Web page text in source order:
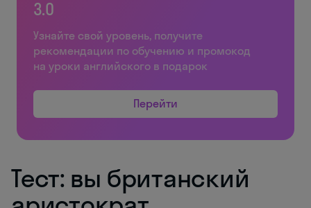
3.0
Узнайте свой уровень, получите
рекомендации по обучению и промокод
на уроки английского в подарок
Перейти
Тест: вы британский